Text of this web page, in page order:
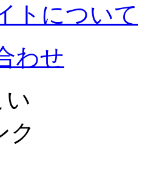
トについて
わせ